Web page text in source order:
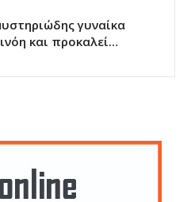
γυναίκα
και προκαλεί…